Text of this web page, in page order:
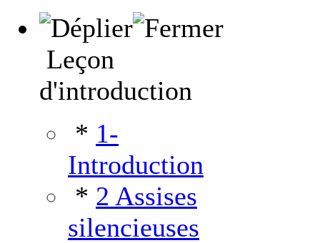
Leçon
d'introduction
* 1-
Introduction
* 2 Assises
silencieuses